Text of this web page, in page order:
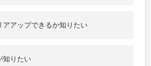
アアップできるか知りたい
知りたい